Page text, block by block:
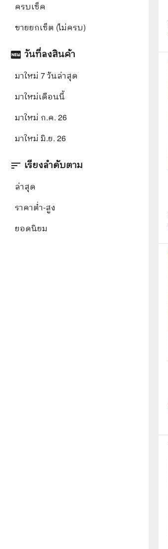
ครบเซ็ค
ขายยกเซ็ต (ไม่ครบ)
fiber_new วันที่ลงสินค้า
มาใหม่ 7 วันล่าสุด
มาใหม่เดือนนี้
มาใหม่ ก.ค. 26
มาใหม่ มิ.ย. 26
sort เรียงลำดับตาม
ล่าสุด
ราคาต่ำ-สูง
ยอดนิยม
🌔 ลึกลับ
🔍 สืบสวน สอบสวน
⚔️ แอ็คชั่น ต่อสู้
⛺ ผจญภัย
😀 ตลก สนุกสนาน
นิยาย วรรณกรรม